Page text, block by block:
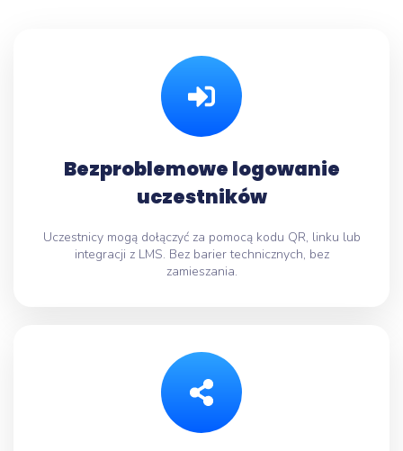
Bezproblemowe logowanie
uczestników
Uczestnicy mogą dołączyć za pomocą kodu QR, linku lub
integracji z LMS. Bez barier technicznych, bez
zamieszania.